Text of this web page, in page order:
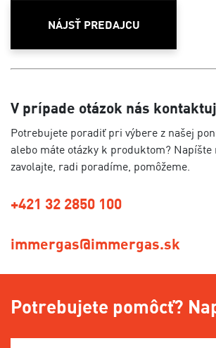
NÁJSŤ PREDAJCU
V prípade otázok nás
Potrebujete poradiť pri výbere z našej
alebo máte otázky k produktom? Napíšte
zavolajte, radi poradíme, pomôžeme.
+421 32 2850 100
immergas@immergas.sk
Potrebujete pomôcť?